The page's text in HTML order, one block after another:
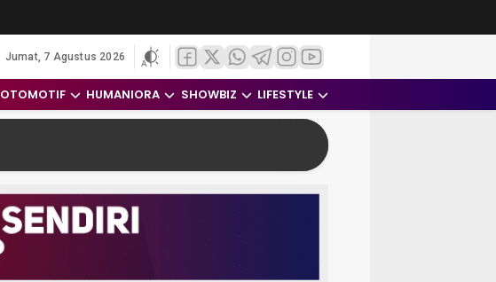
Jumat, 7 Agustus 2026
OTOMOTIF HUMANIORA SHOWBIZ LIFESTYLE